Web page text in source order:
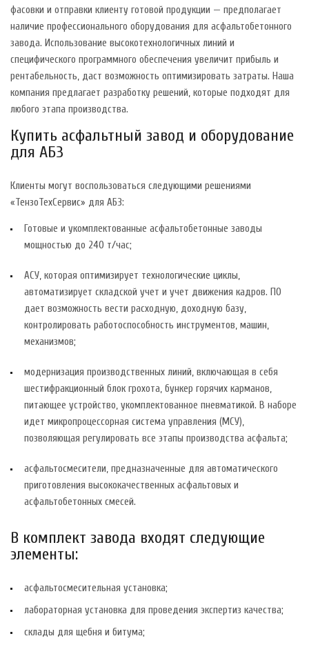
фасовки и отправки клиенту готовой продукции — предполагает
наличие профессионального оборудования для асфальтобетонного
завода. Использование высокотехнологичных линий и
специфического программного обеспечения увеличит прибыль и
рентабельность, даст возможность оптимизировать затраты. Наша
компания предлагает разработку решений, которые подходят для
любого этапа производства.
Купить асфальтный завод и оборудование
для АБЗ
Клиенты могут воспользоваться следующими решениями
«ТензоТехСервис» для АБЗ:
Готовые и укомплектованные асфальтобетонные заводы
мощностью до 240 т/час;
АСУ, которая оптимизирует технологические циклы,
автоматизирует складской учет и учет движения кадров. ПО
дает возможность вести расходную, доходную базу,
контролировать работоспособность инструментов, машин,
механизмов;
модернизация производственных линий, включающая в себя
шестифракционный блок грохота, бункер горячих карманов,
питающее устройство, укомплектованное пневматикой. В наборе
идет микропроцессорная система управления (МСУ),
позволяющая регулировать все этапы производства асфальта;
асфальтосмесители, предназначенные для автоматического
приготовления высококачественных асфальтовых и
асфальтобетонных смесей.
В комплект завода входят следующие
элементы:
асфальтосмесительная установка;
лабораторная установка для проведения экспертиз качества;
склады для щебня и битума;